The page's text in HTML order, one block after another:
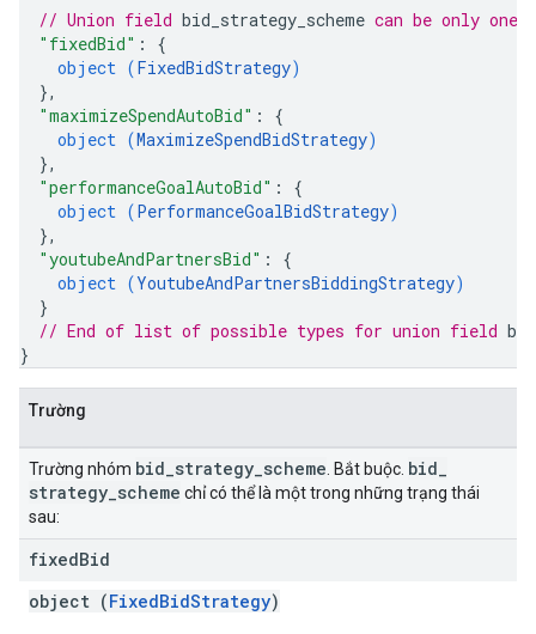
// Union field bid_strategy_scheme can be only
"fixedBid" : {
object (FixedBidStrategy)
},
"maximizeSpendAutoBid" : {
object (MaximizeSpendBidStrategy)
},
"performanceGoalAutoBid" : {
object (PerformanceGoalBidStrategy)
},
"youtubeAndPartnersBid" : {
object (YoutubeAndPartnersBiddingStrategy)
}
// End of list of possible types for union field
}
Trường
Trường nhóm bid strategy scheme . Bắt buộc. bid
strategy scheme chỉ có thể là một trong những trạng thái
sau:
fixedBid
object (FixedBidStrategy)